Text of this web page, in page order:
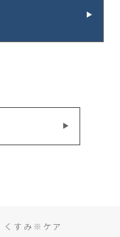
くすみ※ケア